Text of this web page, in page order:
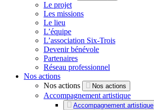
Le projet
Les missions
Le lieu
L’équipe
L’association Six-Trois
Devenir bénévole
Partenaires
Réseau professionnel
Nos actions
Nos actions
Nos actions
Accompagnement artistique
Accompagnement artistique